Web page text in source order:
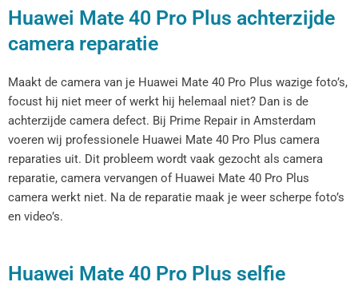
Huawei Mate 40 Pro Plus achterzijde
camera reparatie
Maakt de camera van je Huawei Mate 40 Pro Plus wazige foto’s,
focust hij niet meer of werkt hij helemaal niet? Dan is de
achterzijde camera defect. Bij Prime Repair in Amsterdam
voeren wij professionele Huawei Mate 40 Pro Plus camera
reparaties uit. Dit probleem wordt vaak gezocht als camera
reparatie, camera vervangen of Huawei Mate 40 Pro Plus
camera werkt niet. Na de reparatie maak je weer scherpe foto’s
en video’s.
Huawei Mate 40 Pro Plus selfie